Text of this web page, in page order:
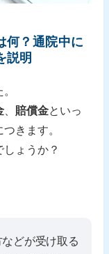
何？通院中に
説明
賠償金といっ
きます。
ょうか？
どが受け取る